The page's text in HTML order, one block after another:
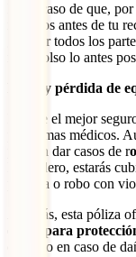
En el caso de que,
nosotros antes de tu
guardar todos los
reembolso lo antes
Robo y pérdida de
Porque el mejor
problemas médicos.
pueden dar casos de r
Mochilero, estarás
pérdida o robo con
Además, esta póliza
euros para
cubierto en caso de